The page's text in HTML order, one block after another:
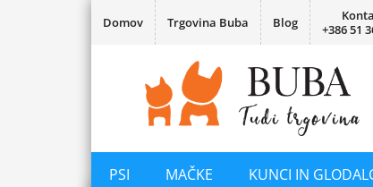
Domov Trgovina Buba Blog
+386 51
PSI MAČKE KUNCI IN